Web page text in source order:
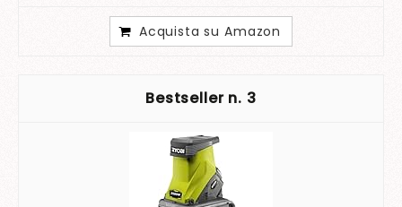
Acquista su Amazon
3